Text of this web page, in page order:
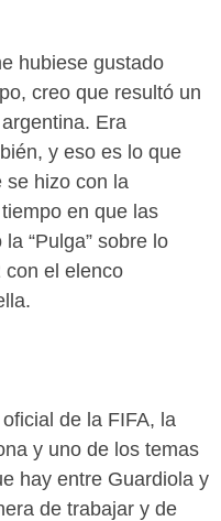
hubiese gustado
creo que resultó un
Era
y eso es lo que
se hizo con la
en que las
“Pulga” sobre lo
con el elenco
de la FIFA, la
y uno de los temas
hay entre Guardiola y
de trabajar y de